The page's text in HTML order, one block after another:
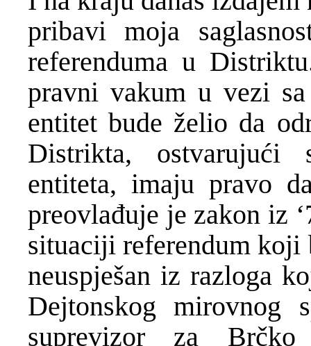
pribavi moja
referenduma u
pravni vakum u vezi
entitet bude želio da
Distrikta, ostvarujući
entiteta, imaju pravo
preovlađuje je zakon iz
situaciji referendum
neuspješan iz razloga
Dejtonskog mirovnog
suprevizor za